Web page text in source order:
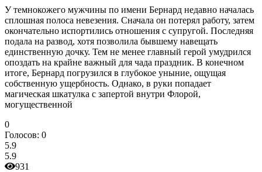
У темнокожего мужчины по имени Бернард недавно началась
сплошная полоса невезения. Сначала он потерял работу, затем
окончательно испортились отношения с супругой. Последняя
подала на развод, хотя позволила бывшему навещать
единственную дочку. Тем не менее главный герой умудрился
опоздать на крайне важный для чада праздник. В конечном
итоге, Бернард погрузился в глубокое уныние, ощущая
собственную ущербность. Однако, в руки попадает
магическая шкатулка с запертой внутри Флорой,
могущественной
0
Голосов: 0
5.9
5.9
931